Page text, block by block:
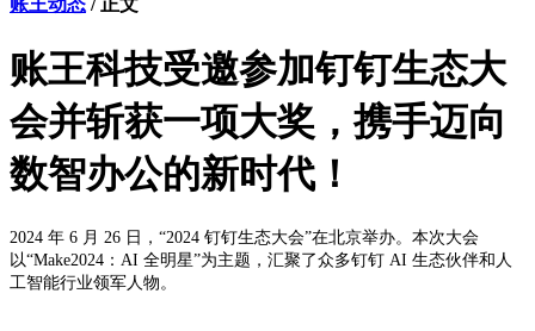
账王动态 / 正文
账王科技受邀参加钉钉生态大
会并斩获一项大奖，携手迈向
数智办公的新时代！
2024 年 6 月 26 日，“2024 钉钉生态大会”在北京举办。本次大会
以“Make2024：AI 全明星”为主题，汇聚了众多钉钉 AI 生态伙伴和人
工智能行业领军人物。